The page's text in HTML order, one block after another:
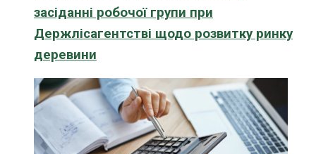
засіданні робочої групи при
Держлісагентстві щодо розвитку ринку
деревини